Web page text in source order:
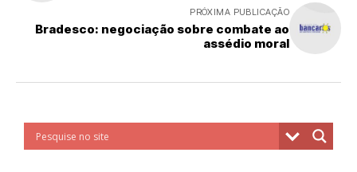
PRÓXIMA PUBLICAÇÃO
Bradesco: negociação sobre combate ao
assédio moral